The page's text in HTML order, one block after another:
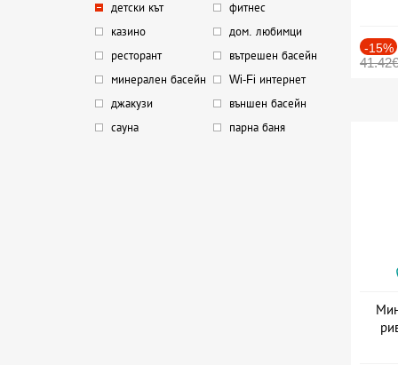
детски кът
фитнес
казино
дом. любимци
ресторант
вътрешен басейн
минерален басейн
Wi-Fi интернет
джакузи
външен басейн
сауна
парна баня
-15%
41.42€